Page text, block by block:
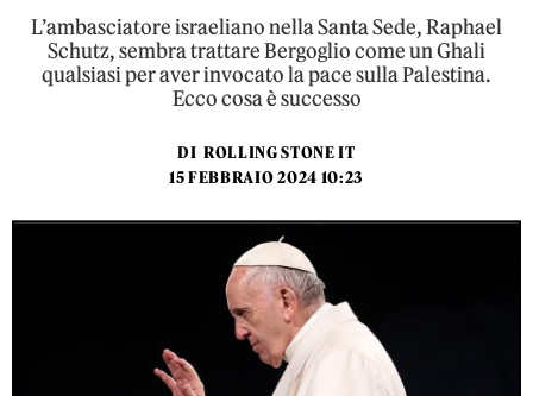
L’ambasciatore israeliano nella Santa Sede, Raphael
Schutz, sembra trattare Bergoglio come un Ghali
qualsiasi per aver invocato la pace sulla Palestina.
Ecco cosa è successo
DI ROLLING STONE IT
15 FEBBRAIO 2024 10:23